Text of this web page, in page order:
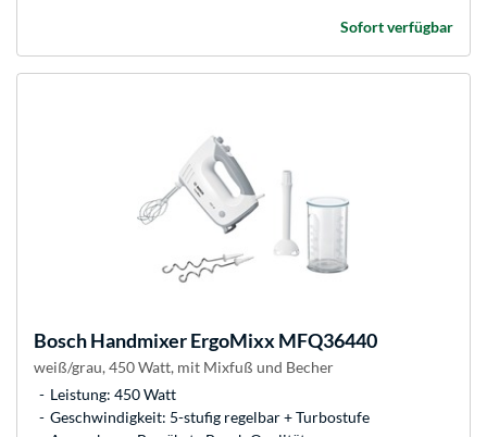
Sofort verfügbar
BoschHandmixer ErgoMixx MFQ36440
weiß/grau, 450 Watt, mit Mixfuß und Becher
Leistung: 450 Watt
Geschwindigkeit: 5-stufig regelbar + Turbostufe